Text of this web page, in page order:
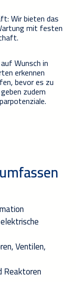
Wir bieten das
mit festen
Wunsch in
erkennen
bevor es zu
zudem
Ventilen,
Reaktoren